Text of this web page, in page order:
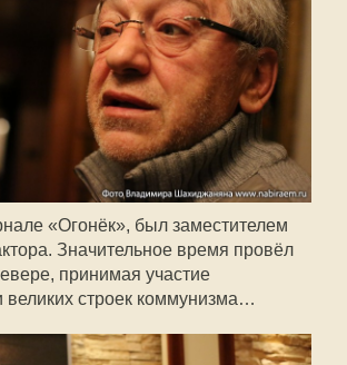
«Огонёк», был заместителем
Значительное время провёл
принимая участие
великих строек коммунизма…